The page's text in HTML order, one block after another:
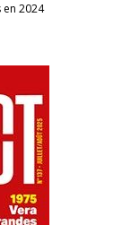
en 2024